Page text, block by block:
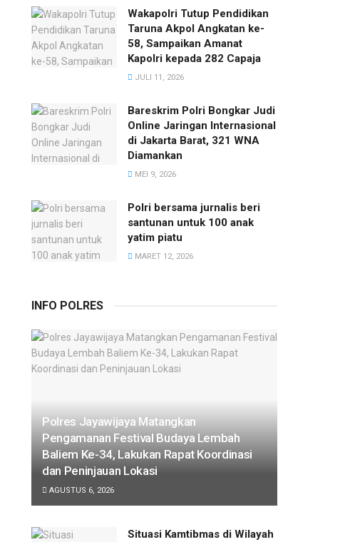
Wakapolri Tutup Pendidikan
Taruna Akpol Angkatan ke-
58, Sampaikan Amanat
Kapolri kepada 282 Capaja
JULI 11, 2026
Bareskrim Polri Bongkar Judi
Online Jaringan Internasional
di Jakarta Barat, 321 WNA
Diamankan
MEI 9, 2026
Polri bersama jurnalis beri
santunan untuk 100 anak
yatim piatu
MARET 12, 2026
INFO POLRES
Polres Jayawijaya Matangkan
Pengamanan Festival Budaya Lembah
Baliem Ke-34, Lakukan Rapat Koordinasi
dan Peninjauan Lokasi
AGUSTUS 6, 2026
Situasi Kamtibmas di Wilayah